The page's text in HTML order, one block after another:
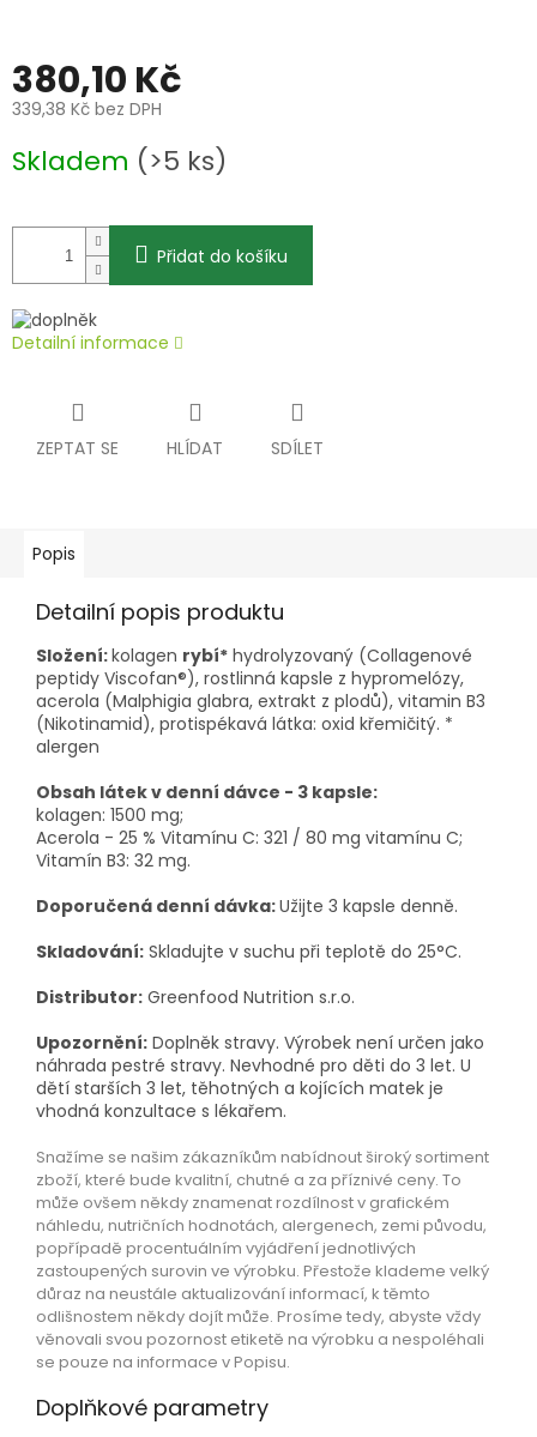
380,10 Kč
339,38 Kč bez DPH
cena:
Skladem (>5 ks)
Přidat do košíku
Detailní informace
ZEPTAT SE HLÍDAT SDÍLET
Popis
Detailní popis produktu
Složení:kolagen rybí* hydrolyzovaný (Collagenové
peptidy Viscofan®), rostlinná kapsle z hypromelózy,
acerola (Malphigia glabra, extrakt z plodů), vitamin B3
(Nikotinamid), protispékavá látka: oxid křemičitý. *
alergen
Obsah látek v denní dávce - 3 kapsle:
kolagen: 1500 mg;
Acerola - 25 % Vitamínu C: 321 / 80 mg vitamínu C;
Vitamín B3: 32 mg.
Doporučená denní dávka:Užijte 3 kapsle denně.
Skladování: Skladujte v suchu při teplotě do 25°C.
Distributor: Greenfood Nutrition s.r.o.
Upozornění: Doplněk stravy. Výrobek není určen jako
náhrada pestré stravy. Nevhodné pro děti do 3 let. U
dětí starších 3 let, těhotných a kojících matek je
vhodná konzultace s lékařem.
Snažíme se našim zákazníkům nabídnout široký sortiment
zboží, které bude kvalitní, chutné a za příznivé ceny. To
může ovšem někdy znamenat rozdílnost v grafickém
náhledu, nutričních hodnotách, alergenech, zemi původu,
popřípadě procentuálním vyjádření jednotlivých
zastoupených surovin ve výrobku. Přestože klademe velký
důraz na neustále aktualizování informací, k těmto
odlišnostem někdy dojít může. Prosíme tedy, abyste vždy
věnovali svou pozornost etiketě na výrobku a nespoléhali
se pouze na informace v Popisu.
Doplňkové parametry